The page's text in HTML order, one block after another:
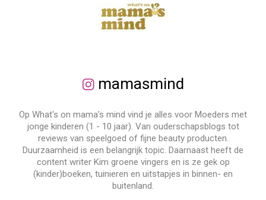
mamasmind
Op What's on mama's mind vind je alles voor Moeders met
jonge kinderen (1 - 10 jaar). Van ouderschapsblogs tot
reviews van speelgoed of fijne beauty producten.
Duurzaamheid is een belangrijk topic. Daarnaast heeft de
content writer Kim groene vingers en is ze gek op
(kinder)boeken, tuinieren en uitstapjes in binnen- en
buitenland.